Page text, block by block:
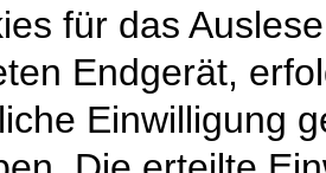
für das
Endgerät,
Einwilligung